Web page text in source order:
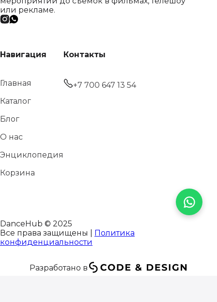
или рекламе.
Навигация
Главная
Каталог
Блог
О нас
Энциклопедия
Корзина
Контакты
+7 700 647 13 54
DanceHub © 2025
Все права защищены |
Политика
конфиденциальности
Разработано в